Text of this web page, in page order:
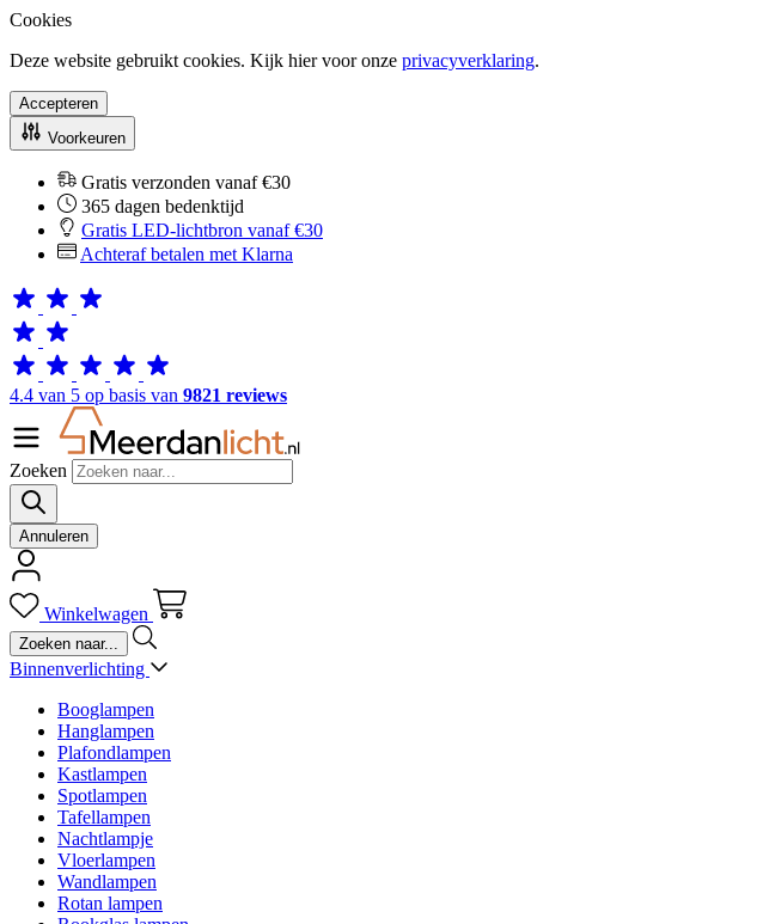
Cookies
Deze website gebruikt cookies. Kijk hier voor onze privacyverklaring.
Accepteren
Voorkeuren
Gratis verzonden vanaf €30
365 dagen bedenktijd
Gratis LED-lichtbron vanaf €30
Achteraf betalen met Klarna
4.4 van 5 op basis van 9821 reviews
Zoeken
Annuleren
Winkelwagen
Binnenverlichting
Booglampen
Hanglampen
Plafondlampen
Kastlampen
Spotlampen
Tafellampen
Nachtlampje
Vloerlampen
Wandlampen
Rotan lampen